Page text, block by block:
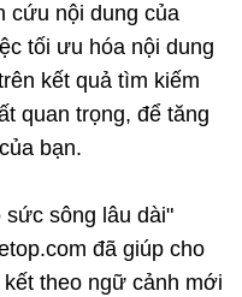
cứu nội dung của
tối ưu hóa nội dung
kết quả tìm kiếm
quan trọng, để tăng
bạn.
sức sông lâu dài"
đã giúp cho
theo ngữ cảnh mới